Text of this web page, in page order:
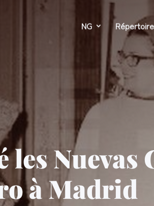
NG Répertoire
Nuevas
à Madrid